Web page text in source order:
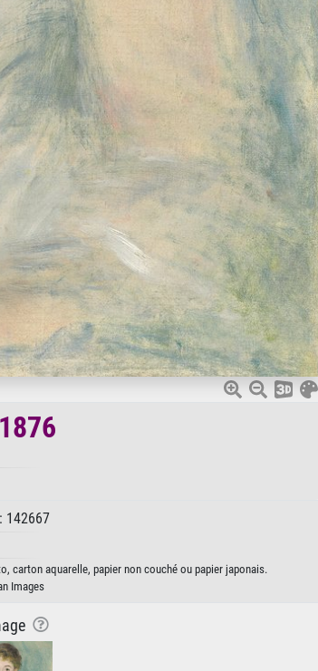
142667
carton aquarelle, papier non couché ou papier japonais.
Images